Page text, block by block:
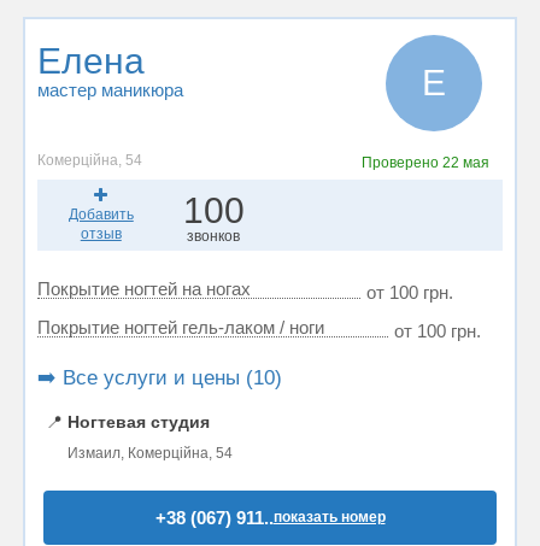
Елена
мастер маникюра Е
Комерційна, 54 Проверено 22 мая
Добавить
отзыв
100
звонков
Покрытие ногтей на ногах
от 100 грн.
Покрытие ногтей гель-лаком / ноги
от 100 грн.
➡️ Все услуги и цены (10)
📍 Ногтевая студия
Измаил, Комерційна, 54
+38 (067) 911..показать номер